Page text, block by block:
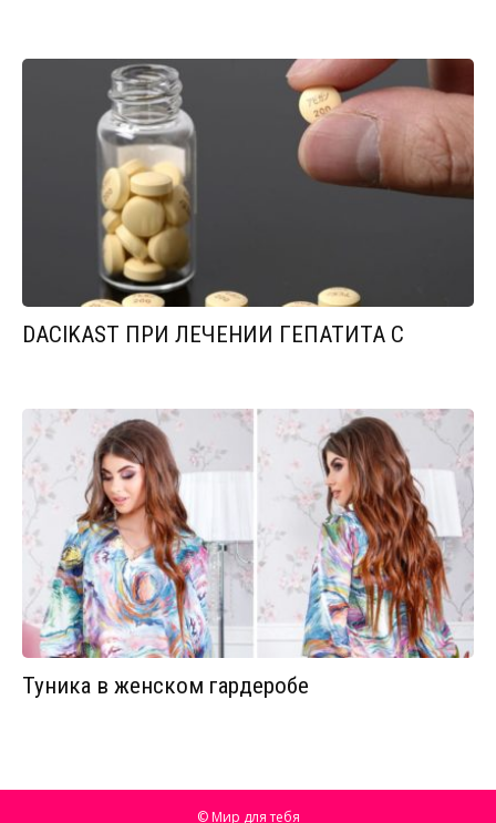
DACIKAST ПРИ ЛЕЧЕНИИ ГЕПАТИТА С
Туника в женском гардеробе
© Мир для тебя